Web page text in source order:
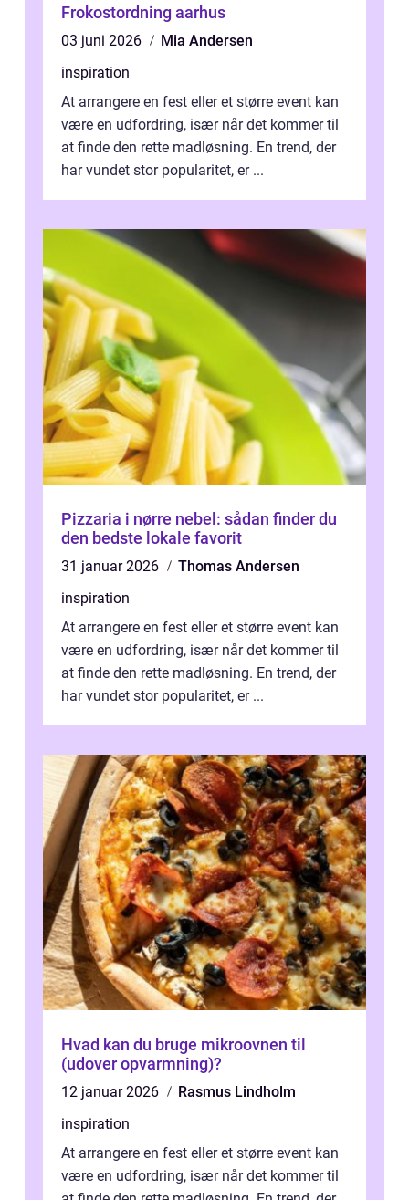
Frokostordning aarhus
03 juni 2026
Mia Andersen
inspiration
At arrangere en fest eller et større event kan
være en udfordring, især når det kommer til
at finde den rette madløsning. En trend, der
har vundet stor popularitet, er ...
Pizzaria i nørre nebel: sådan finder du
den bedste lokale favorit
31 januar 2026
Thomas Andersen
inspiration
At arrangere en fest eller et større event kan
være en udfordring, især når det kommer til
at finde den rette madløsning. En trend, der
har vundet stor popularitet, er ...
Hvad kan du bruge mikroovnen til
(udover opvarmning)?
12 januar 2026
Rasmus Lindholm
inspiration
At arrangere en fest eller et større event kan
være en udfordring, især når det kommer til